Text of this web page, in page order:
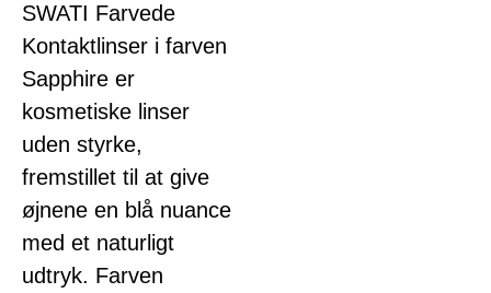
SWATI Farvede
Kontaktlinser i farven
Sapphire er
kosmetiske linser
uden styrke,
fremstillet til at give
øjnene en blå nuance
med et naturligt
udtryk. Farven